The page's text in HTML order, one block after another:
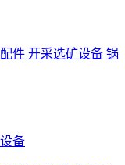
件 开采选矿设备 锅
备